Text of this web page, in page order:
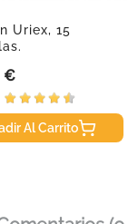
Uriex, 15
€
Al Carrito